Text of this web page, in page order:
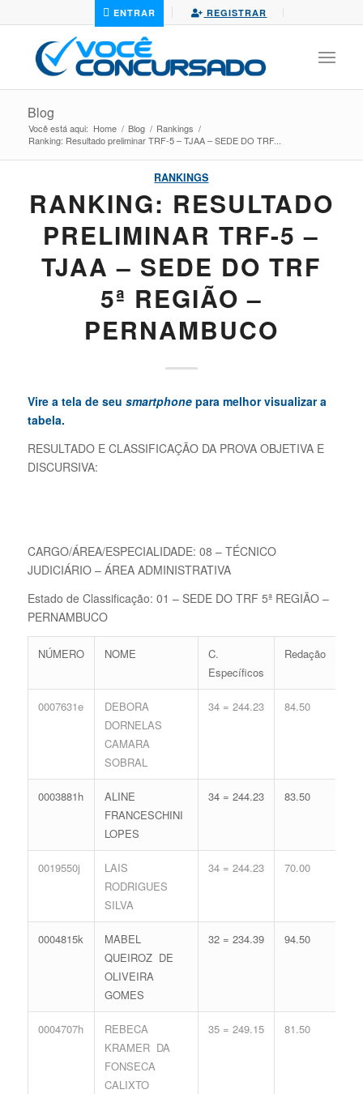
ENTRAR REGISTRAR
Blog
Você está aqui: Home / Blog / Rankings /
Ranking: Resultado preliminar TRF-5 – TJAA – SEDE DO TRF...
RANKINGS
RANKING: RESULTADO
PRELIMINAR TRF-5 –
TJAA – SEDE DO TRF
5ª REGIÃO –
PERNAMBUCO
Vire a tela de seu smartphonepara melhor visualizar a
tabela.
RESULTADO E CLASSIFICAÇÃO DA PROVA OBJETIVA E
DISCURSIVA:
CARGO/ÁREA/ESPECIALIDADE: 08 – TÉCNICO
JUDICIÁRIO – ÁREA ADMINISTRATIVA
Estado de Classificação: 01 – SEDE DO TRF 5ª REGIÃO –
PERNAMBUCO
NÚMERO NOME
C.
Específicos
Redação
0007631e
DEBORA
DORNELAS
CAMARA
SOBRAL
34 = 244.23 84.50
0003881h
ALINE
FRANCESCHINI
LOPES
34 = 244.23 83.50
0019550j
LAIS
RODRIGUES
SILVA
34 = 244.23 70.00
0004815k
MABEL
QUEIROZ DE
OLIVEIRA
GOMES
32 = 234.39 94.50
0004707h
REBECA
KRAMER DA
FONSECA
CALIXTO
35 = 249.15 81.50